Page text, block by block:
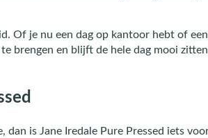
Of je nu een dag op kantoor hebt of
brengen en blijft de hele dag mooi
is Jane Iredale Pure Pressed iets